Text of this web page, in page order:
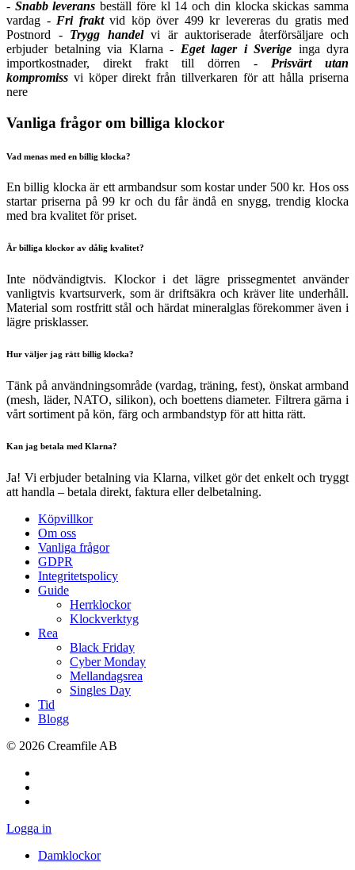
- Snabb leverans beställ före kl 14 och din klocka skickas samma
vardag - Fri fraktvid köp över 499 kr levereras du gratis med
Postnord - Trygg handelvi är auktoriserade återförsäljare och
erbjuder betalning via Klarna - Eget lager i Sverige inga dyra
importkostnader, direkt frakt till dörren - Prisvärt utan
kompromiss vi köper direkt från tillverkaren för att hålla priserna
nere
Vanliga frågor om billiga klockor
Vad menas med en billig klocka?
En billig klocka är ett armbandsur som kostar under 500 kr. Hos oss
startar priserna på 99 kr och du får ändå en snygg, trendig klocka
med bra kvalitet för priset.
Är billiga klockor av dålig kvalitet?
Inte nödvändigtvis. Klockor i det lägre prissegmentet använder
vanligtvis kvartsurverk, som är driftsäkra och kräver lite underhåll.
Material som rostfritt stål och härdat mineralglas förekommer även i
lägre prisklasser.
Hur väljer jag rätt billig klocka?
Tänk på användningsområde (vardag, träning, fest), önskat armband
(mesh, läder, NATO, silikon), och boettens diameter. Filtrera gärna i
vårt sortiment på kön, färg och armbandstyp för att hitta rätt.
Kan jag betala med Klarna?
Ja! Vi erbjuder betalning via Klarna, vilket gör det enkelt och tryggt
att handla – betala direkt, faktura eller delbetalning.
Köpvillkor
Om oss
Vanliga frågor
GDPR
Integritetspolicy
Guide
Herrklockor
Klockverktyg
Rea
Black Friday
Cyber Monday
Mellandagsrea
Singles Day
Tid
Blogg
© 2026 Creamfile AB
Logga in
Damklockor